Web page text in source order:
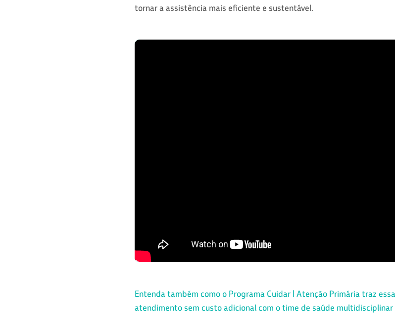
tornar a assistência mais eficiente e sustentável.
Entenda também como o Programa Cuidar | Atenção Primária traz
atendimento sem custo adicional com o time de saúde